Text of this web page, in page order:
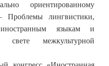
ориентированному
Проблемы лингвистики,
языкам и
свете межкультурной